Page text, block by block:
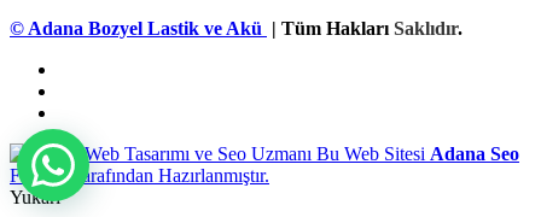
© Adana Bozyel Lastik ve Akü | Tüm Hakları Saklıdır.
Bu Web Sitesi Adana Seo
Firması Tarafından Hazırlanmıştır.
Yukarı